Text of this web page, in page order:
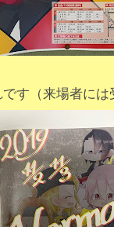
す（来場者に